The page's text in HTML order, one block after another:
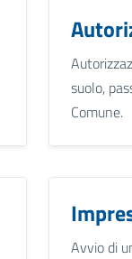
suolo,
Comune.
Avvio di